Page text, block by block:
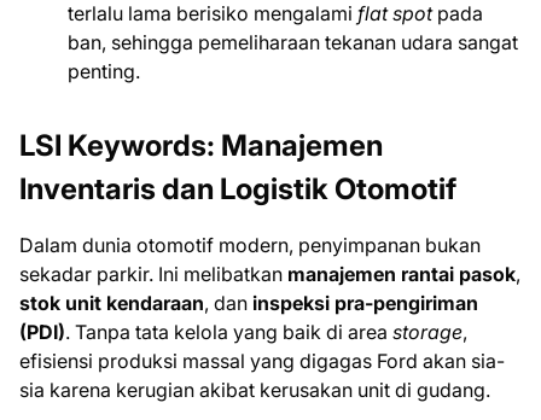
terlalu lama berisiko mengalami flat spotpada
ban, sehingga pemeliharaan tekanan udara sangat
penting.
LSI Keywords: Manajemen
Inventaris dan Logistik Otomotif
Dalam dunia otomotif modern, penyimpanan bukan
sekadar parkir. Ini melibatkan manajemen rantai pasok,
stok unit kendaraan, dan inspeksi pra-pengiriman
(PDI). Tanpa tata kelola yang baik di area storage,
efisiensi produksi massal yang digagas Ford akan sia-
sia karena kerugian akibat kerusakan unit di gudang.